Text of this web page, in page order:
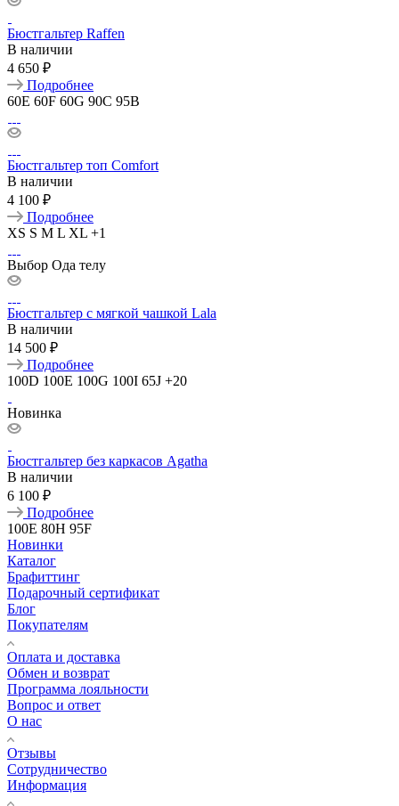
Бюстгальтер Raffen
В наличии
4 650 ₽
Подробнее
60E 60F 60G 90C 95B
Бюстгальтер топ Comfort
В наличии
4 100 ₽
Подробнее
XS S M L XL +1
Выбор Ода телу
Бюстгальтер с мягкой чашкой Lala
В наличии
14 500 ₽
Подробнее
100D 100E 100G 100I 65J +20
Новинка
Бюстгальтер без каркасов Agatha
В наличии
6 100 ₽
Подробнее
100E 80H 95F
Новинки
Каталог
Брафиттинг
Подарочный сертификат
Блог
Покупателям
Оплата и доставка
Обмен и возврат
Программа лояльности
Вопрос и ответ
О нас
Отзывы
Сотрудничество
Информация